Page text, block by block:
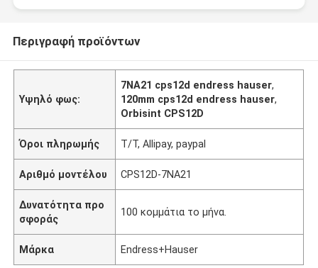
Περιγραφή προϊόντων
Υψηλό φως:
7NA21 cps12d endress hauser,
120mm cps12d endress hauser,
Orbisint CPS12D
Όροι πληρωμής T/T, Allipay, paypal
Αριθμό μοντέλου CPS12D-7NA21
Δυνατότητα προ
σφοράς
100 κομμάτια το μήνα.
Μάρκα Endress+Hauser